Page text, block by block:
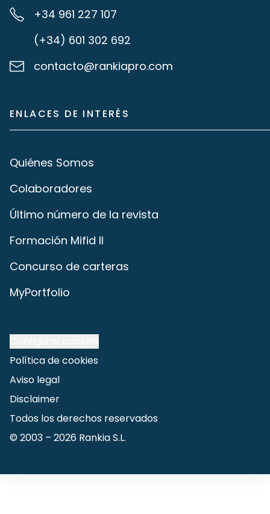
+34 961 227 107
(+34) 601 302 692
contacto@rankiapro.com
ENLACES DE INTERÉS
Quiénes Somos
Colaboradores
Último número de la revista
Formación Mifid II
Concurso de carteras
MyPortfolio
Política de cookies
Aviso legal
Disclaimer
Todos los derechos reservados
© 2003 – 2026 Rankia S.L.